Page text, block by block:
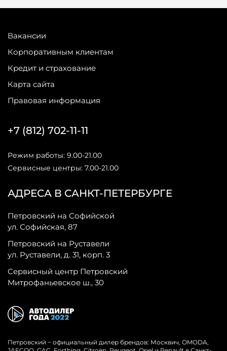
Вакансии
Корпоративным клиентам
Кредит и страхование
Карта сайта
Правовая информация
АДРЕСА В САНКТ-ПЕТЕРБУРГЕ
Петровский на Софийской
ул. Софийская, 87
Петровский на Руставели
ул. Руставели, д. 31, корп. 3
Сервисный центр Петровский
Митрофаньевское ш., 30
+7 (812) 702-11-11
Режим работы: 9.00-21.00
Сервисные центры: 7.00-21.00
Петровский − официальный дилер брендов: Москвич, OMODA,